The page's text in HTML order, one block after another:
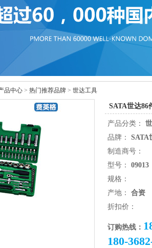
品中心 > 热门推荐品牌 > 世达工具
SATA世达86
产品分类：
品牌： SATA
制造商号：
型号： 09013
规格：
产地： 合资
折扣价：
订购热线：
180-